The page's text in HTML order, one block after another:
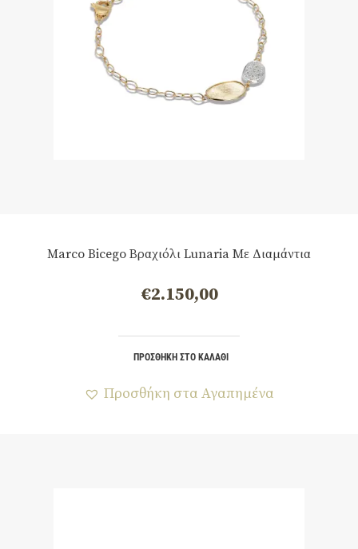
Marco Bicego Βραχιόλι Lunaria Με Διαμάντια
€2.150,00
ΠΡΟΣΘΉΚΗ ΣΤΟ ΚΑΛΆΘΙ
Προσθήκη στα Αγαπημένα